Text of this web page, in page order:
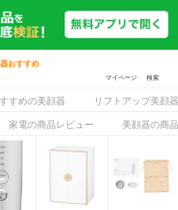
おすすめ
マイページ 検索
すめの美顔器
リフトアップ美顔器
家電の商品レビュー 美顔器の商